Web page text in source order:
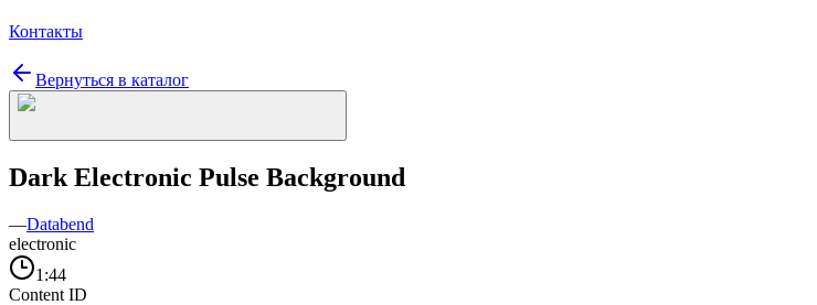
Контакты
Вернуться в каталог
Dark Electronic Pulse Background
—Databend
electronic
1:44
Content ID